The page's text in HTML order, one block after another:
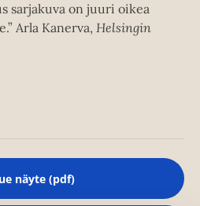
sarjakuva on juuri oikea
Arla Kanerva, Helsingin
näyte (pdf)
A
u